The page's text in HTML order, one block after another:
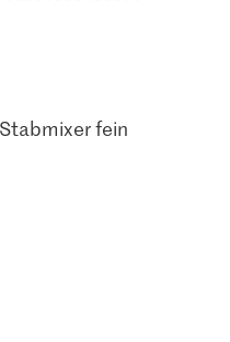
fein